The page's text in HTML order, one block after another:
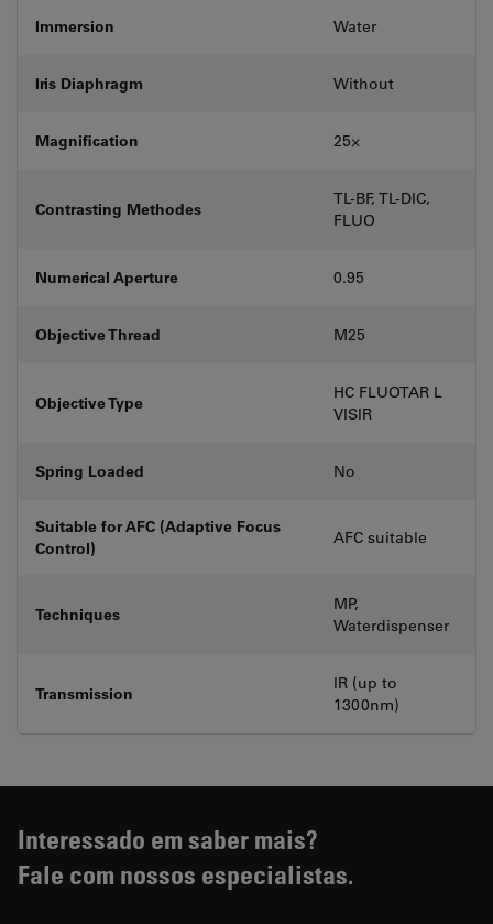
Immersion Water
Iris Diaphragm Without
Magnification 25⨉
Contrasting Methodes
TL-BF, TL-DIC,
FLUO
Numerical Aperture 0.95
Objective Thread M25
Objective Type
HC FLUOTAR L
VISIR
Spring Loaded No
Suitable for AFC (Adaptive Focus
Control)
AFC suitable
Techniques
MP,
Waterdispenser
Transmission
IR (up to
1300nm)
Interessado em saber mais?
Fale com nossos especialistas.